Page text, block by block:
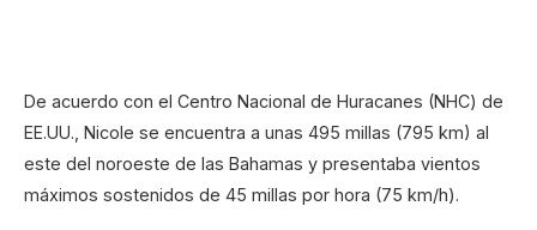
De acuerdo con el Centro Nacional de Huracanes (NHC) de
EE.UU., Nicole se encuentra a unas 495 millas (795 km) al
este del noroeste de las Bahamas y presentaba vientos
máximos sostenidos de 45 millas por hora (75 km/h).